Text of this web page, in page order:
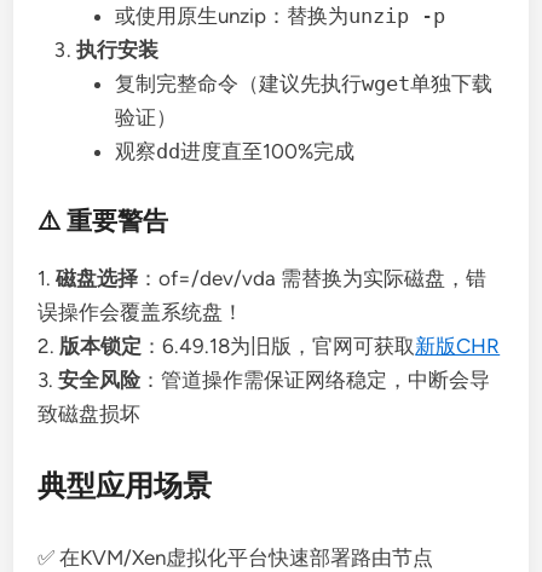
或使用原生unzip：替换为unzip -p
执行安装
复制完整命令（建议先执行wget单独下载
验证）
观察dd进度直至100%完成
⚠️ 重要警告
1.磁盘选择 ：of=/dev/vda 需替换为实际磁盘，错
误操作会覆盖系统盘！
2. 版本锁定 ：6.49.18为旧版，官网可获取新版CHR
3.安全风险 ：管道操作需保证网络稳定，中断会导
致磁盘损坏
典型应用场景
✅ 在KVM/Xen虚拟化平台快速部署路由节点